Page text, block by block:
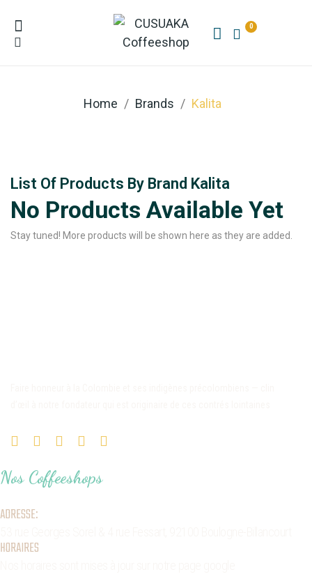
0
Home Brands Kalita
List Of Products By Brand Kalita
No Products Available Yet
Stay tuned! More products will be shown here as they are added.
Nos Coffeeshops
ADRESSE:
HORAIRES